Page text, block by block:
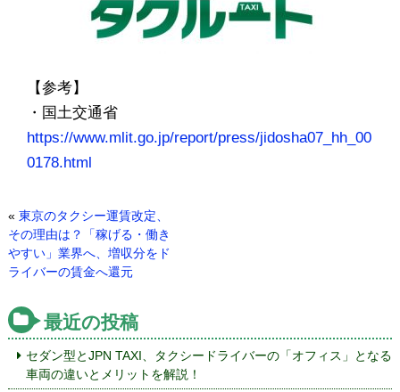
【参考】
・国土交通省
https://www.mlit.go.jp/report/press/jidosha07_hh_00
0178.html
« 東京のタクシー運賃改定、
その理由は？「稼げる・働き
やすい」業界へ、増収分をド
ライバーの賃金へ還元
最近の投稿
セダン型とJPN TAXI、タクシードライバーの「オフィス」となる
車両の違いとメリットを解説！